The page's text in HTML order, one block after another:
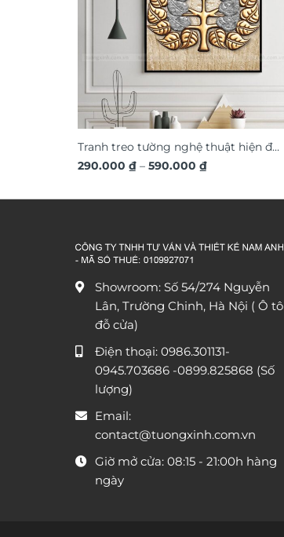
Tranh treo tường nghệ thuật hiện đại
SCA1594
290.000₫ – 590.000₫Khoảng
290.000 ₫
Showroom: Số 54/274 Nguyễn
Lân, Trường Chinh, Hà Nội ( Ô tô
đỗ cửa)
Điện thoại: 0986.301131-
0945.703686 -0899.825868 (Số
lượng)
Email:
contact@tuongxinh.com.vn
Giờ mở cửa: 08:15 - 21:00h hàng
ngày